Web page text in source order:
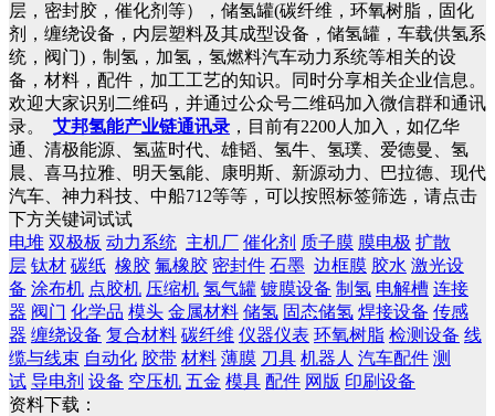
层，密封胶，催化剂等），储氢罐(碳纤维，环氧树脂，固化
剂，缠绕设备，内层塑料及其成型设备，储氢罐，车载供氢系
统，阀门)，制氢，加氢，氢燃料汽车动力系统等相关的设
备，材料，配件，加工工艺的知识。同时分享相关企业信息。
欢迎大家识别二维码，并通过公众号二维码加入微信群和通讯
录。
艾邦氢能产业链通讯录 ，目前有2200人加入，如亿华
通、清极能源、氢蓝时代、雄韬、氢牛、氢璞、爱德曼、氢
晨、喜马拉雅、明天氢能、康明斯、新源动力、巴拉德、现代
汽车、神力科技、中船712等等，可以按照标签筛选，请点击
下方关键词试试
电堆 双极板 动力系统 主机厂 催化剂 质子膜 膜电极 扩散
层 钛材 碳纸 橡胶 氟橡胶 密封件 石墨 边框膜 胶水 激光设
备 涂布机 点胶机 压缩机 氢气罐 镀膜设备 制氢 电解槽 连接
器 阀门 化学品 模头 金属材料 储氢 固态储氢 焊接设备 传感
器 缠绕设备 复合材料 碳纤维 仪器仪表 环氧树脂 检测设备 线
缆与线束 自动化 胶带 材料 薄膜 刀具 机器人 汽车配件 测
试 导电剂 设备 空压机 五金 模具 配件 网版 印刷设备
资料下载：